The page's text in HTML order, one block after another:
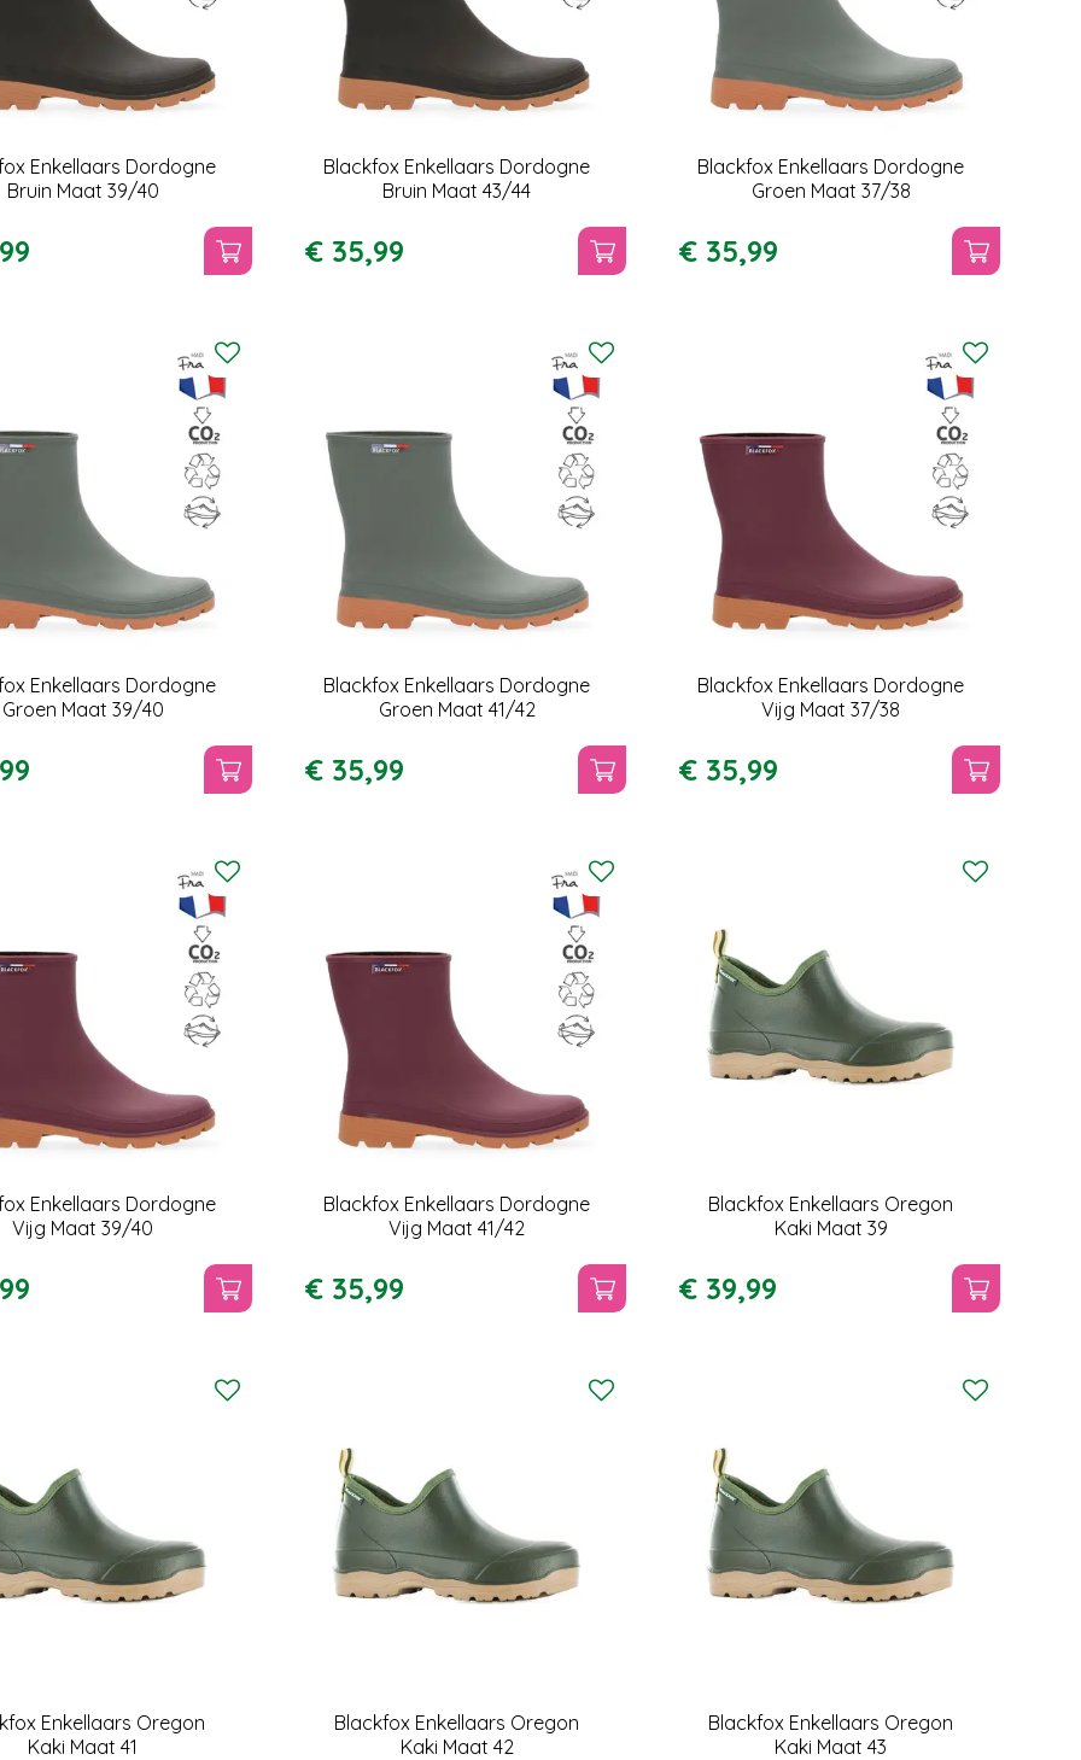
Enkellaars Dordogne
Bruin Maat 39/40
99
Blackfox Enkellaars Dordogne
Bruin Maat 43/44
€ 35,99
Blackfox Enkellaars Dordogne
Groen Maat 37/38
€ 35,99
Enkellaars Dordogne
Groen Maat 39/40
99
Blackfox Enkellaars Dordogne
Groen Maat 41/42
€ 35,99
Blackfox Enkellaars Dordogne
Vijg Maat 37/38
€ 35,99
Enkellaars Dordogne
Vijg Maat 39/40
99
Blackfox Enkellaars Dordogne
Vijg Maat 41/42
€ 35,99
Blackfox Enkellaars Oregon
Kaki Maat 39
€ 39,99
Enkellaars Oregon
Kaki Maat 41
Blackfox Enkellaars Oregon
Kaki Maat 42
Blackfox Enkellaars Oregon
Kaki Maat 43